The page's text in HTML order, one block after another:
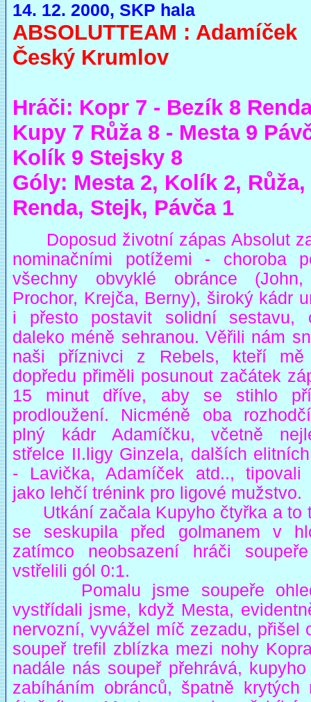
14. 12. 2000, SKP hala
ABSOLUTTEAM : Adamíček
Český Krumlov
Hráči: Kopr 7 - Bezík 8
Kupy 7 Růža 8 - Mesta 9
Kolík 9 Stejsky 8
Góly: Mesta 2, Kolík 2, Růža,
Renda, Stejk, Pávča 1
Doposud životní zápas Absolut
nominačními potížemi - choroba
všechny obvyklé obránce
Prochor, Krejča, Berny), široký kádr
i přesto postavit solidní sestavu,
daleko méně sehranou. Věřili nám
naši příznivci z Rebels, kteří mě
dopředu přiměli posunout začátek
15 minut dříve, aby se stihlo
prodloužení. Nicméně oba
plný kádr Adamíčku, včetně
střelce II.ligy Ginzela, dalších
- Lavička, Adamíček atd.., tipovali
jako lehčí trénink pro ligové mužstvo.
Utkání začala Kupyho čtyřka a to
se seskupila před golmanem v
zatímco neobsazení hráči
vstřelili gól 0:1.
Pomalu jsme soupeře
vystřídali jsme, když Mesta,
nervozní, vyvážel míč zezadu, přišel
soupeř trefil zblízka mezi nohy
nadále nás soupeř přehrává,
zabíháním obránců, špatně krytých